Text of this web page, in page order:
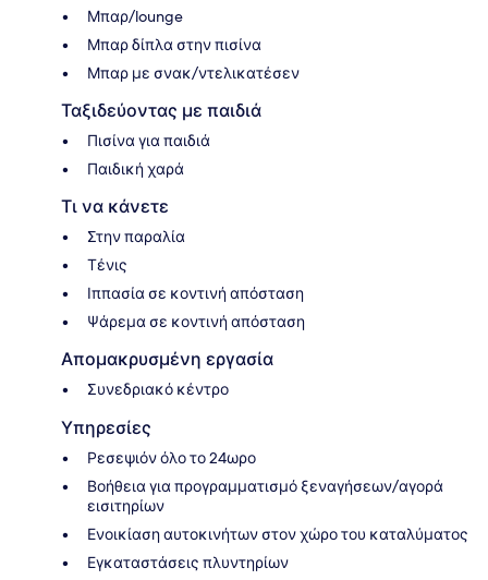
Μπαρ/lounge
Μπαρ δίπλα στην πισίνα
Μπαρ με σνακ/ντελικατέσεν
Ταξιδεύοντας με παιδιά
Πισίνα για παιδιά
Παιδική χαρά
Τι να κάνετε
Στην παραλία
Τένις
Ιππασία σε κοντινή απόσταση
Ψάρεμα σε κοντινή απόσταση
Απομακρυσμένη εργασία
Συνεδριακό κέντρο
Υπηρεσίες
Ρεσεψιόν όλο το 24ωρο
Βοήθεια για προγραμματισμό ξεναγήσεων/αγορά
εισιτηρίων
Ενοικίαση αυτοκινήτων στον χώρο του καταλύματος
Εγκαταστάσεις πλυντηρίων